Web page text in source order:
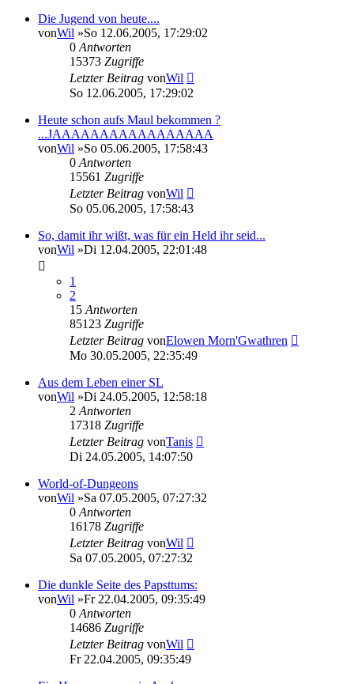
Die Jugend von heute....
vonWil »So 12.06.2005, 17:29:02
0 Antworten
15373 Zugriffe
Letzter Beitrag vonWil
So 12.06.2005, 17:29:02
Heute schon aufs Maul bekommen ?
...JAAAAAAAAAAAAAAAAA
vonWil »So 05.06.2005, 17:58:43
0 Antworten
15561 Zugriffe
Letzter Beitrag vonWil
So 05.06.2005, 17:58:43
So, damit ihr wißt, was für ein Held ihr seid...
vonWil »Di 12.04.2005, 22:01:48
1
2
15 Antworten
85123 Zugriffe
Letzter Beitrag vonElowen Morn'Gwathren
Mo 30.05.2005, 22:35:49
Aus dem Leben einer SL
vonWil »Di 24.05.2005, 12:58:18
2 Antworten
17318 Zugriffe
Letzter Beitrag vonTanis
Di 24.05.2005, 14:07:50
World-of-Dungeons
vonWil »Sa 07.05.2005, 07:27:32
0 Antworten
16178 Zugriffe
Letzter Beitrag vonWil
Sa 07.05.2005, 07:27:32
Die dunkle Seite des Papsttums:
vonWil »Fr 22.04.2005, 09:35:49
0 Antworten
14686 Zugriffe
Letzter Beitrag vonWil
Fr 22.04.2005, 09:35:49